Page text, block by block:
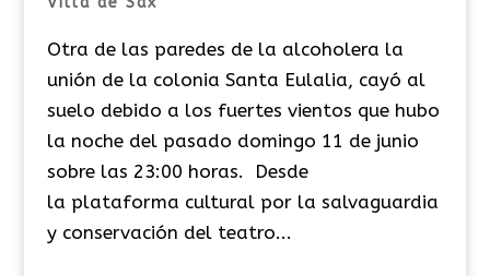
Otra de las paredes de la alcoholera la
unión de la colonia Santa Eulalia, cayó al
suelo debido a los fuertes vientos que hubo
la noche del pasado domingo 11 de junio
sobre las 23:00 horas. Desde
la plataforma cultural por la salvaguardia
y conservación del teatro...